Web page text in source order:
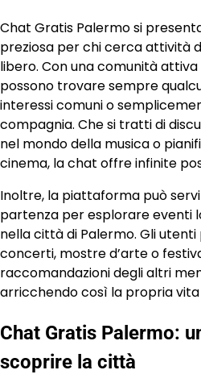
Chat Gratis Palermo si
preziosa per chi cerca attività
libero. Con una comunità
possono trovare sempre
interessi comuni o
compagnia. Che si tratti di
nel mondo della musica o
cinema, la chat offre infinite
Inoltre, la piattaforma può
partenza per esplorare eventi
nella città di Palermo. Gli
concerti, mostre d’arte o
raccomandazioni degli altri
arricchendo così la propria
Chat Gratis Palermo:
scoprire la città